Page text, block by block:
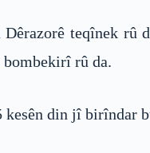
teqînek
rû da.
kesên din jî birîndar